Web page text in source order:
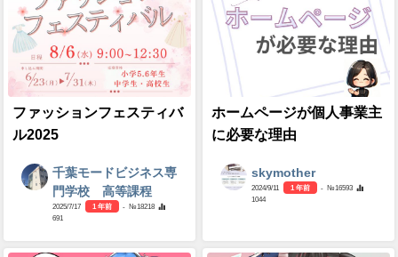
ファッションフェスティバ
ル2025
千葉モードビジネス専
門学校 高等課程
2025/7/17 1 年前
- №18218
691
ホームページが個人事業主
に必要な理由
skymother
2024/9/11 1 年前
- №16593
1044